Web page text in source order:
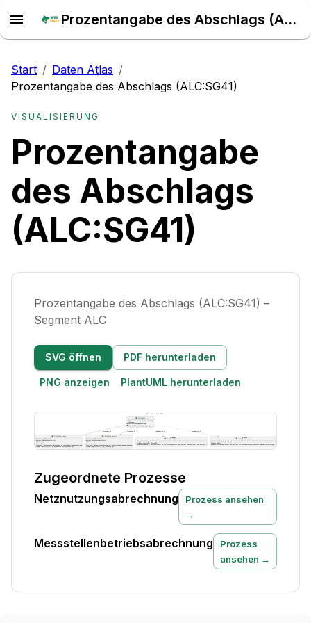
Prozentangabe des Abschlags (ALC:SG41) – Daten Atlas
Start / Daten Atlas /
Prozentangabe des Abschlags (ALC:SG41)
VISUALISIERUNG
Prozentangabe
des Abschlags
(ALC:SG41)
Prozentangabe des Abschlags (ALC:SG41) –
Segment ALC
SVG öffnen PDF herunterladen
PNG anzeigen PlantUML herunterladen
Zugeordnete Prozesse
Netznutzungsabrechnung
Prozess ansehen
→
Messstellenbetriebsabrechnung
Prozess
ansehen →